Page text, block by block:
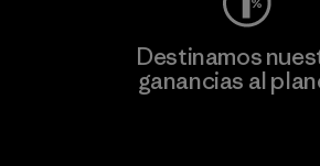
Destinamos
ganancias al